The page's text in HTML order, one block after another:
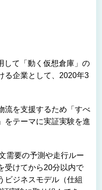
して「動く仮想倉庫」の
る企業として、2020年3
流を支援するため「すべ
をテーマに実証実験を進
需要の予測や走行ルー
受けてから20分以内で
ビジネスモデル（仕組